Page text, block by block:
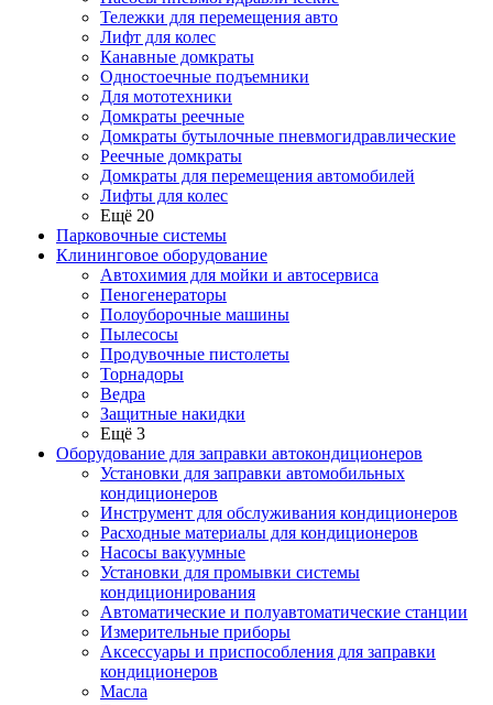
Тележки для перемещения авто
Лифт для колес
Канавные домкраты
Одностоечные подъемники
Для мототехники
Домкраты реечные
Домкраты бутылочные пневмогидравлические
Реечные домкраты
Домкраты для перемещения автомобилей
Лифты для колес
Ещё 20
Парковочные системы
Клининговое оборудование
Автохимия для мойки и автосервиса
Пеногенераторы
Полоуборочные машины
Пылесосы
Продувочные пистолеты
Торнадоры
Ведра
Защитные накидки
Ещё 3
Оборудование для заправки автокондиционеров
Установки для заправки автомобильных
кондиционеров
Инструмент для обслуживания кондиционеров
Расходные материалы для кондиционеров
Насосы вакуумные
Установки для промывки системы
кондиционирования
Автоматические и полуавтоматические станции
Измерительные приборы
Аксессуары и приспособления для заправки
кондиционеров
Масла